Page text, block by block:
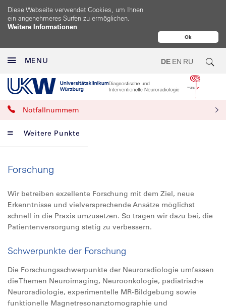
Ok
Diese Webseite verwendet Cookies, um Ihnen
ein angenehmeres Surfen zu ermöglichen.
Weitere Informationen
MENU DE EN RU
Notfallnummern
Weitere Punkte
Forschung
Wir betreiben exzellente Forschung mit dem Ziel, neue
Erkenntnisse und vielversprechende Ansätze möglichst
schnell in die Praxis umzusetzen. So tragen wir dazu bei, die
Patientenversorgung stetig zu verbessern.
Schwerpunkte der Forschung
Die Forschungsschwerpunkte der Neuroradiologie umfassen
die Themen Neuroimaging, Neuroonkologie, pädiatrische
Neuroradiologie, experimentelle MR-Bildgebung sowie
funktionelle Magnetresonanztomographie und